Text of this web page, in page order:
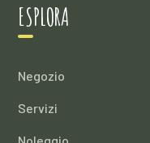
ESPLORA
Negozio
Servizi